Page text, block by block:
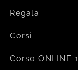
Regala
Corsi
Corso ONLINE